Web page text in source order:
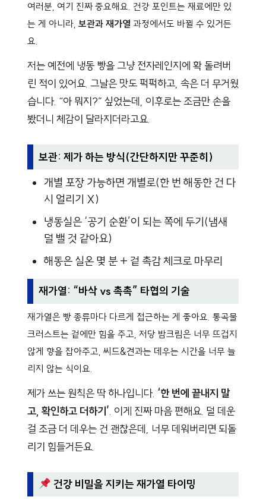
여러분, 여기 진짜 중요해요. 건강 포인트는 재료에만 있
는 게 아니라, 보관과 재가열 과정에서도 바뀔 수 있거든
요.
저는 예전에 냉동 빵을 그냥 전자레인지에 확 돌려버
린 적이 있어요. 그날은 맛도 퍽퍽하고, 속은 더 무거웠
습니다. “아 뭐지?” 싶었는데, 이후로는 조금만 손을
봤더니 체감이 달라지더라고요.
보관: 제가 하는 방식(간단하지만 꾸준히)
개별 포장 가능하면 개별로(한 번 해동한 건 다
시 얼리기 X)
냉동실은 ‘공기 순환’이 되는 쪽에 두기(냄새
덜 밸 것 같아요)
해동은 실온 몇 분 + 겉 촉감 체크로 마무리
재가열: “바삭 vs 촉촉” 타협의 기술
재가열은 빵 종류마다 다르게 접근하는 게 좋아요. 통곡물
크러스트는 겉에만 힘을 주고, 저당 밤크림은 너무 뜨겁지
않게 향을 잡아주고, 씨드&견과는 데우는 시간을 너무 늘
리지 않는 식이요.
제가 쓰는 원칙은 딱 하나입니다. ‘한 번에 끝내지 말
고, 확인하고 더하기’. 이게 진짜 마음 편해요. 덜 데운
걸 조금 더 데우는 건 괜찮은데, 너무 데워버리면 되돌
리기 힘들거든요.
건강 비밀을 지키는 재가열 타이밍